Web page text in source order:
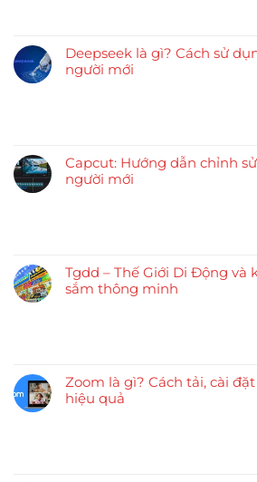
Deepseek là gì? Cách sử
người mới
Capcut: Hướng dẫn chỉnh
người mới
Tgdd – Thế Giới Di Động
sắm thông minh
Zoom là gì? Cách tải, cài
hiệu quả